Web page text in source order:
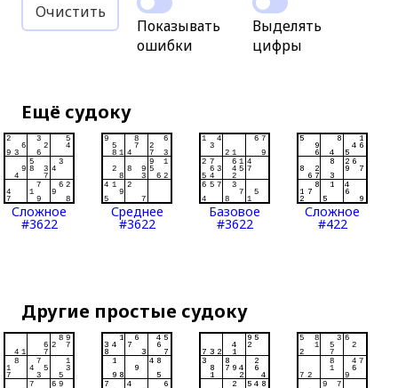
Очистить
Показывать
ошибки
Выделять
цифры
Ещё судоку
Сложное
#3622
Среднее
#3622
Базовое
#3622
Сложное
#422
Другие простые судоку